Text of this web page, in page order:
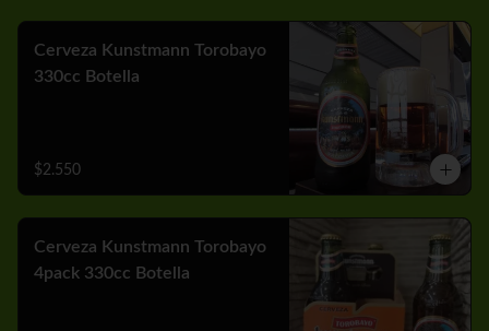
Cerveza Kunstmann Torobayo
330cc Botella
$2.550
Cerveza Kunstmann Torobayo
4pack 330cc Botella